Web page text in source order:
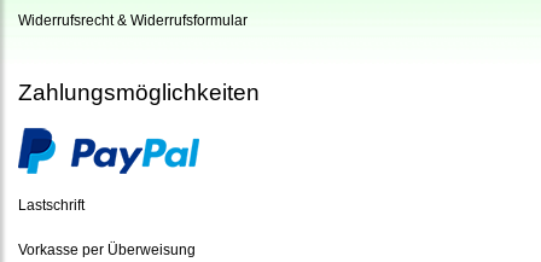
Widerrufsrecht & Widerrufsformular
Zahlungsmöglichkeiten
Lastschrift
Vorkasse per Überweisung